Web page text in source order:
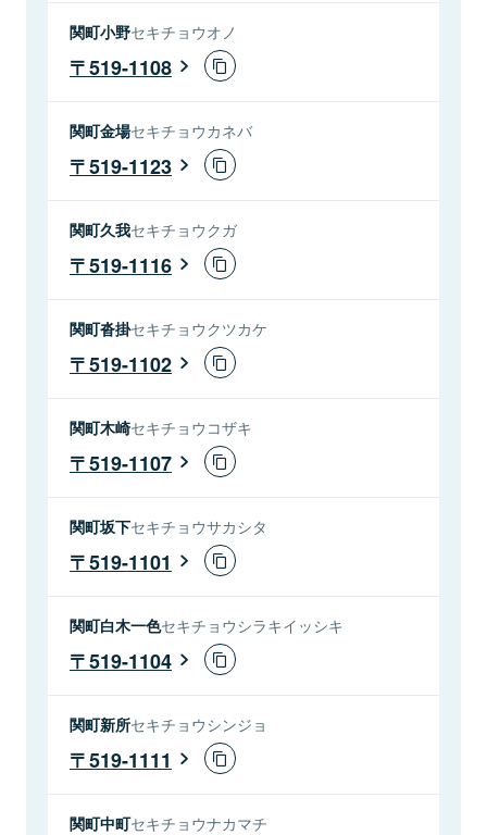
関町小野セキチョウオノ
519-1108
関町金場セキチョウカネバ
519-1123
関町久我セキチョウクガ
519-1116
関町沓掛セキチョウクツカケ
519-1102
関町木崎セキチョウコザキ
519-1107
関町坂下セキチョウサカシタ
519-1101
関町白木一色セキチョウシラキイッシキ
519-1104
関町新所セキチョウシンジョ
519-1111
関町中町セキチョウナカマチ